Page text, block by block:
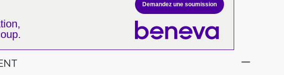
Demandez une soumission